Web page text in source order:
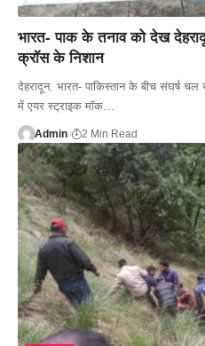
भारत- पाक के तनाव को देख
क्रॉस के निशान
देहरादून. भारत- पाकिस्तान के बीच संघर्ष
में एयर स्ट्राइक मॉक…
Admin 2 Min Read